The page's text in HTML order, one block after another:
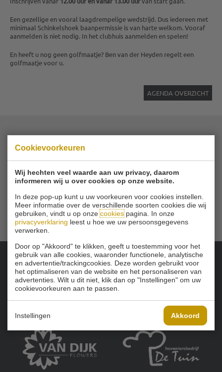
Cookievoorkeuren
Wij hechten veel waarde aan uw privacy, daarom
informeren wij u over cookies op onze website.
In deze pop-up kunt u uw voorkeuren voor cookies instellen.
Meer informatie over de verschillende soorten cookies die wij
gebruiken, vindt u op onzecookiespagina. In onze
privacyverklaring leest u hoe we uw persoonsgegevens
verwerken.
Door op "Akkoord" te klikken, geeft u toestemming voor het
gebruik van alle cookies, waaronder functionele, analytische
en advertentie/trackingcookies. Deze worden gebruikt voor
het optimaliseren van de website en het personaliseren van
advertenties. Wilt u dit niet, klik dan op "Instellingen" om uw
cookievoorkeuren aan te passen.
Instellingen Akkoord
Een gezellige en vooral laagdrempelige wedstrijd. Dus iedereen met
minimaal Schinkelshoek baanpermissie is van harte welkom. Vooraf
aanmelden is niet nodig. In het clubhuis aanmelden en spelen!
En heeft u nog geen golfmaatje? Ben van der Heyden regelt een
golfmaatje voor u.
AGENDA OVERZICHT
© 2026 Golfbaan Schinkelshoek
Emailinfo@golfbaanschinkelshoek.nl
Onze sponsoren: